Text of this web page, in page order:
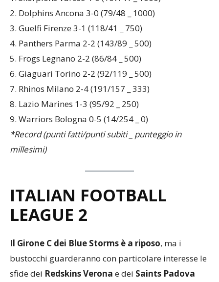
1. Skorpions Varese 4-0 (107/41 _ 1000)
2. Dolphins Ancona 3-0 (79/48 _ 1000)
3. Guelfi Firenze 3-1 (118/41 _ 750)
4. Panthers Parma 2-2 (143/89 _ 500)
5. Frogs Legnano 2-2 (86/84 _ 500)
6. Giaguari Torino 2-2 (92/119 _ 500)
7. Rhinos Milano 2-4 (191/157 _ 333)
8. Lazio Marines 1-3 (95/92 _ 250)
9. Warriors Bologna 0-5 (14/254 _ 0)
*Record (punti fatti/punti subiti _ punteggio in
ITALIAN FOOTBALL
Il Girone C dei Blue Storms è a riposo, ma i
bustocchi guarderanno con particolare interesse le